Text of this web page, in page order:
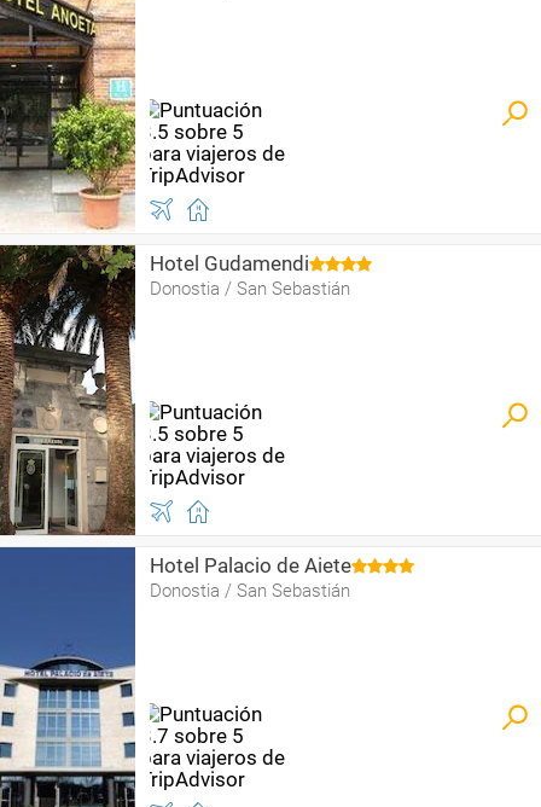
Hotel Gudamendi
Donostia / San Sebastián
Hotel Palacio de Aiete
Donostia / San Sebastián